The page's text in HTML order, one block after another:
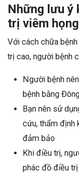
Những lưu ý
trị viêm
Với cách chữa
trị cao, người bệnh
Người bệnh
bệnh bằng
Bạn nên sử
cứu, thẩm định
đảm bảo
Khi điều trị,
phác đồ điều